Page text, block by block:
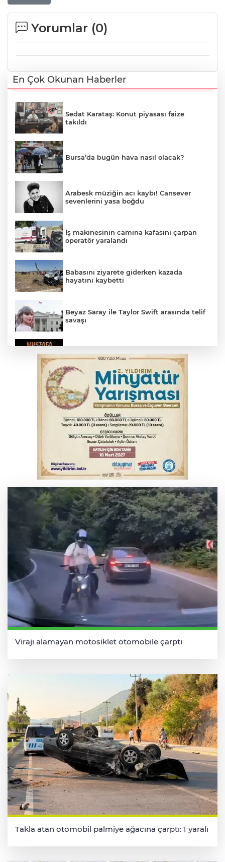
Yorumlar (0)
En Çok Okunan Haberler
Sedat Karataş: Konut piyasası faize
takıldı
Bursa’da bugün hava nasıl olacak?
Arabesk müziğin acı kaybı! Cansever
sevenlerini yasa boğdu
İş makinesinin camına kafasını çarpan
operatör yaralandı
Babasını ziyarete giderken kazada
hayatını kaybetti
Beyaz Saray ile Taylor Swift arasında telif
savaşı
kahkaha dolu gece
İnegöl'de orman yangını; Havadan ve
karadan müdahale başlatıldı
Bursa'da binlerce kişi meteor yağmuru
için bir araya geldi
Bursa'da korkutan kazada 4 yaralı
Virajı alamayan motosiklet otomobile çarptı
Takla atan otomobil palmiye ağacına çarptı: 1 yaralı